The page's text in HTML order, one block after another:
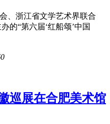
、浙江省文学艺术界联合
的“第六届‘红船颂’中国
巡展在合肥美术馆